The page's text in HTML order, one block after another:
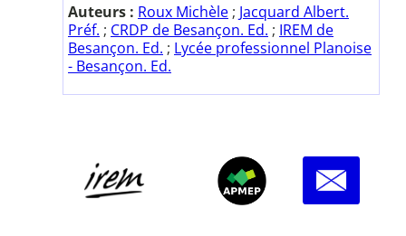
Auteurs : Roux Michèle ; Jacquard Albert.
Préf. ; CRDP de Besançon. Ed. ; IREM de
Besançon. Ed. ; Lycée professionnel Planoise
- Besançon. Ed.